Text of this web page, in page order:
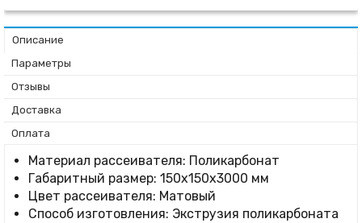
Описание
Параметры
Отзывы
Доставка
Оплата
Материал рассеивателя: Поликарбонат
Габаритный размер: 150x150x3000 мм
Цвет рассеивателя: Матовый
Способ изготовления: Экструзия поликарбоната